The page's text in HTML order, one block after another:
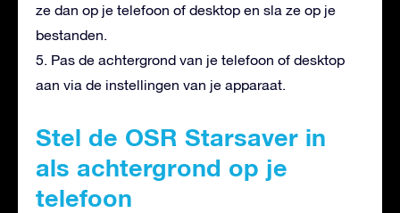
ze dan op je telefoon of desktop en sla ze op je
bestanden.
5. Pas de achtergrond van je telefoon of desktop
aan via de instellingen van je apparaat.
Stel de OSR Starsaver in
als achtergrond op je
telefoon